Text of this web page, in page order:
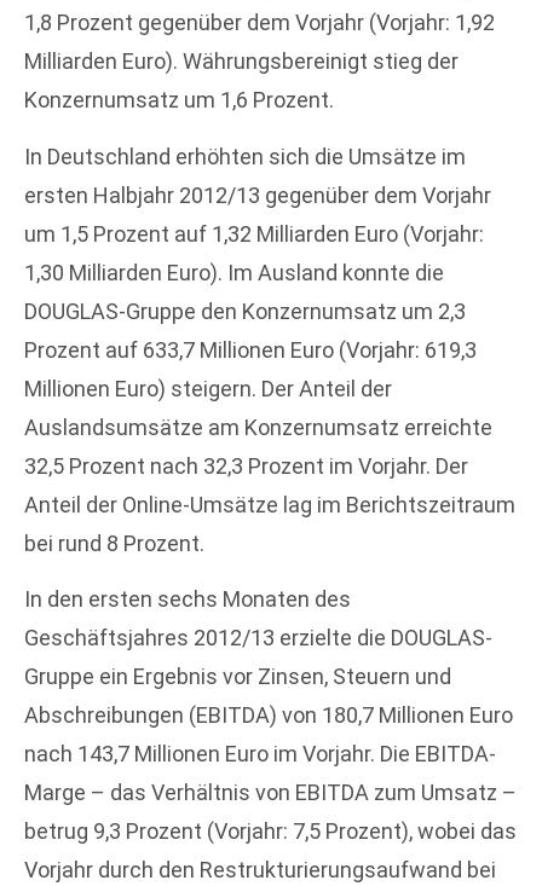
1,8 Prozent gegenüber dem Vorjahr (Vorjahr: 1,92
Milliarden Euro). Währungsbereinigt stieg der
Konzernumsatz um 1,6 Prozent.
In Deutschland erhöhten sich die Umsätze im
ersten Halbjahr 2012/13 gegenüber dem Vorjahr
um 1,5 Prozent auf 1,32 Milliarden Euro (Vorjahr:
1,30 Milliarden Euro). Im Ausland konnte die
DOUGLAS-Gruppe den Konzernumsatz um 2,3
Prozent auf 633,7 Millionen Euro (Vorjahr: 619,3
Millionen Euro) steigern. Der Anteil der
Auslandsumsätze am Konzernumsatz erreichte
32,5 Prozent nach 32,3 Prozent im Vorjahr. Der
Anteil der Online-Umsätze lag im Berichtszeitraum
bei rund 8 Prozent.
In den ersten sechs Monaten des
Geschäftsjahres 2012/13 erzielte die DOUGLAS-
Gruppe ein Ergebnis vor Zinsen, Steuern und
Abschreibungen (EBITDA) von 180,7 Millionen Euro
nach 143,7 Millionen Euro im Vorjahr. Die EBITDA-
Marge – das Verhältnis von EBITDA zum Umsatz –
betrug 9,3 Prozent (Vorjahr: 7,5 Prozent), wobei das
Vorjahr durch den Restrukturierungsaufwand bei